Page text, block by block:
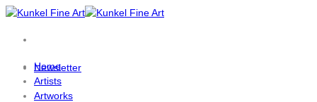
Skip
content
Newsletter
Home
Artists
Artworks